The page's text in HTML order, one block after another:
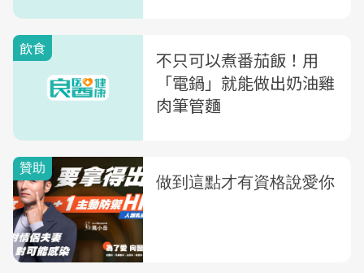
飲食
不只可以煮番茄飯！用
「電鍋」就能做出奶油雞
肉筆管麵